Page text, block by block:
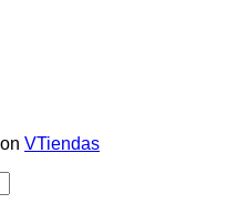
VTiendas